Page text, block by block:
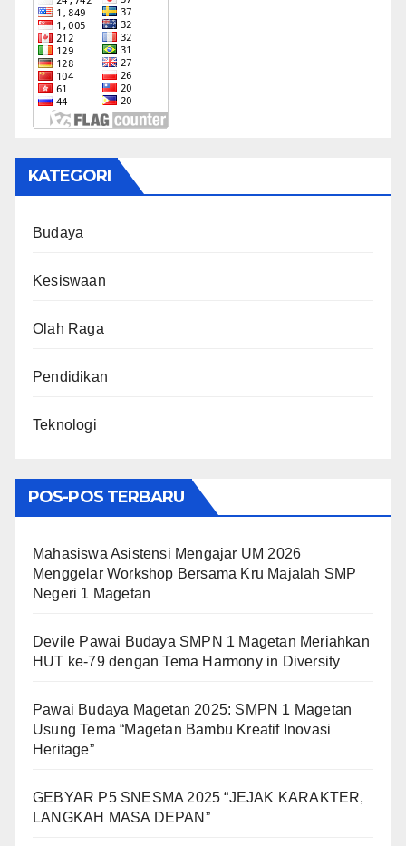
KATEGORI
Budaya
Kesiswaan
Olah Raga
Pendidikan
Teknologi
POS-POS TERBARU
Mahasiswa Asistensi Mengajar UM 2026
Menggelar Workshop Bersama Kru Majalah SMP
Negeri 1 Magetan
Devile Pawai Budaya SMPN 1 Magetan Meriahkan
HUT ke-79 dengan Tema Harmony in Diversity
Pawai Budaya Magetan 2025: SMPN 1 Magetan
Usung Tema “Magetan Bambu Kreatif Inovasi
Heritage”
GEBYAR P5 SNESMA 2025 “JEJAK KARAKTER,
LANGKAH MASA DEPAN”